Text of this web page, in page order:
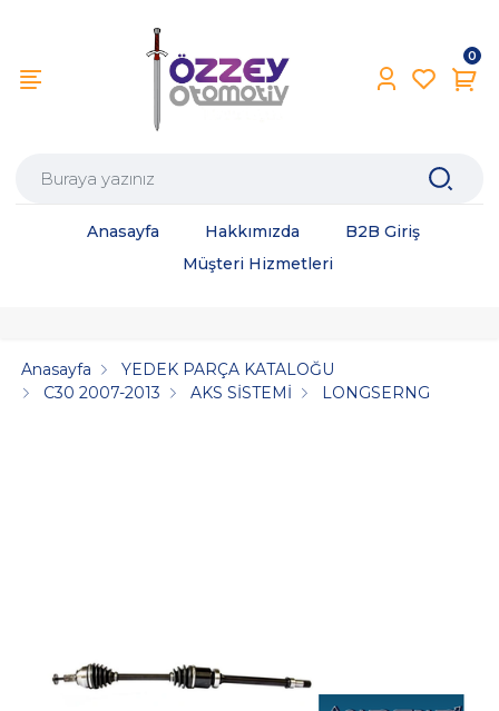
0
Anasayfa Hakkımızda
B2B Giriş
Müşteri Hizmetleri
Anasayfa
YEDEK PARÇA KATALOĞU
C30 2007-2013
AKS SİSTEMİ LONGSERNG